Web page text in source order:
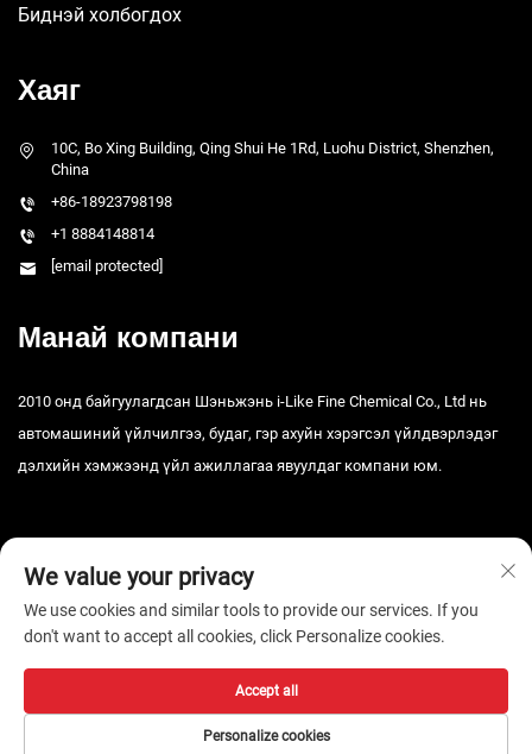
Биднэй холбогдох
Хаяг
10C, Bo Xing Building, Qing Shui He 1Rd, Luohu District, Shenzhen,
China
+86-18923798198
+1 8884148814
[email protected]
Манай компани
2010 онд байгуулагдсан Шэньжэнь i-Like Fine Chemical Co., Ltd нь
автомашиний үйлчилгээ, будаг, гэр ахуйн хэрэгсэл үйлдвэрлэдэг
дэлхийн хэмжээнд үйл ажиллагаа явуулдаг компани юм.
Зохиогчийн эрх © 2026 Шэньчжэний i-Like Тоног төхөөрөмжийн ХХК.
We value your privacy
We use cookies and similar tools to provide our services. If you
don't want to accept all cookies, click Personalize cookies.
Personalize cookies
Accept all